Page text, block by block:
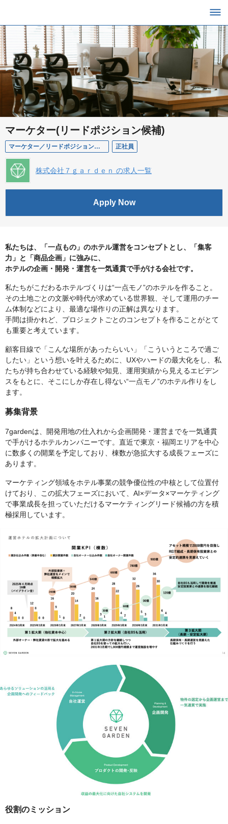
マーケター(リードポジション候補)
マーケター／リードポジション候補 正社員
株式会社７ｇａｒｄｅｎ の求人一覧
Apply Now
私たちは、「一点もの」のホテル運営をコンセプトとし、「集客
力」と「商品企画」に強みに、
ホテルの企画・開発・運営を一気通貫で手がける会社です。
私たちがこだわるホテルづくりは“一点モノ”のホテルを作ること。
その土地ごとの文脈や時代が求めている世界観、そして運用のチー
ム体制などにより、最適な場作りの正解は異なります。
手間は掛かれど、プロジェクトごとのコンセプトを作ることがとて
も重要と考えています。
顧客目線で「こんな場所があったらいい」「こういうところで過ご
したい」という想いを叶えるために、UXやハードの最大化をし、私
たちが持ち合わせている経験や知見、運用実績から見えるエビデン
スをもとに、そこにしか存在し得ない“一点モノ”のホテル作りをし
ます。
募集背景
7gardenは、開発用地の仕入れから企画開発・運営までを一気通貫
で手がけるホテルカンパニーです。直近で東京・福岡エリアを中心
に数多くの開業を予定しており、棟数が急拡大する成長フェーズに
あります。
マーケティング領域をホテル事業の競争優位性の中核として位置付
けており、この拡大フェーズにおいて、AI×データ×マーケティング
で事業成長を担っていただけるマーケティングリード候補の方を積
極採用しています。
役割のミッション